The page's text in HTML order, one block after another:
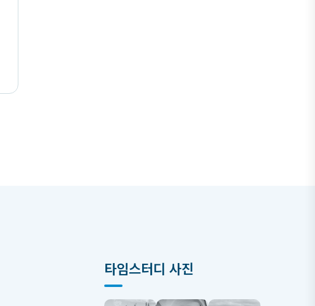
타임스터디 사진